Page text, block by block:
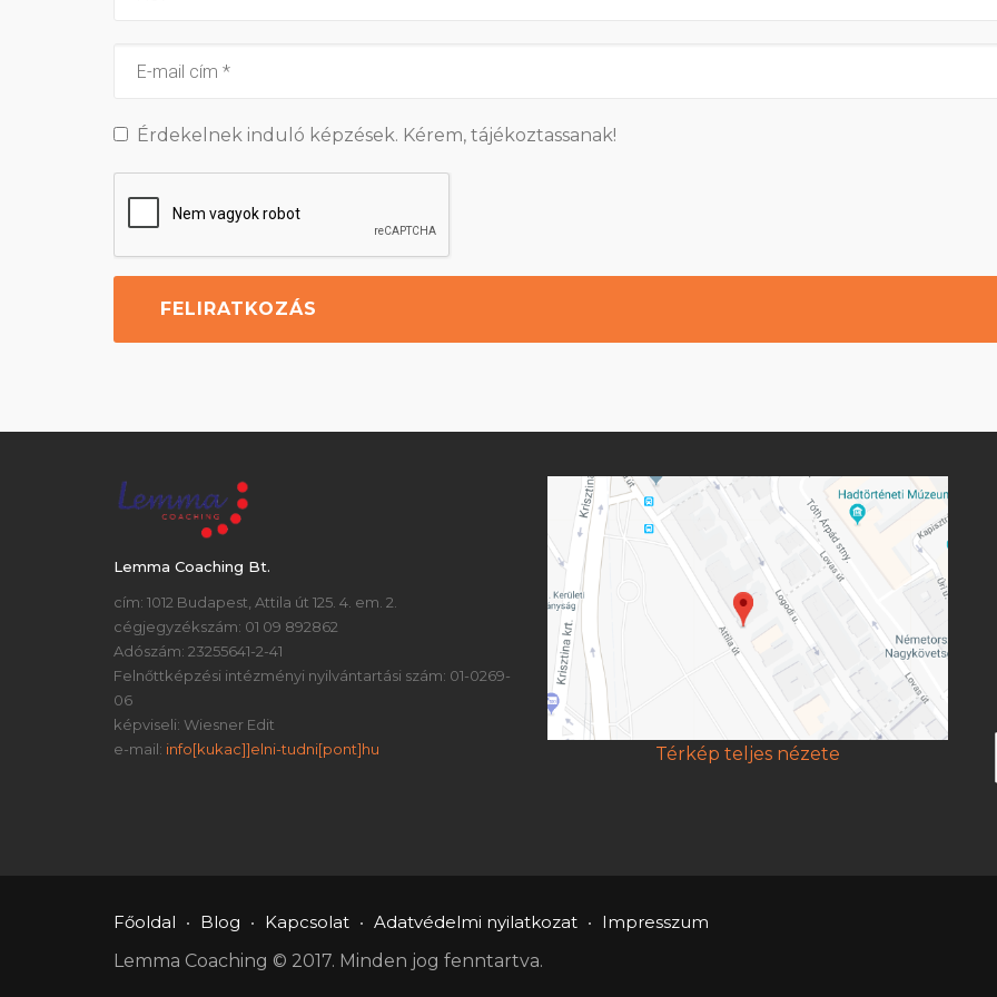
Érdekelnek induló képzések. Kérem, tájékoztassanak!
Lemma Coaching Bt.
cím: 1012 Budapest, Attila út 125. 4. em. 2.
cégjegyzékszám: 01 09 892862
Adószám: 23255641-2-41
Felnőttképzési intézményi nyilvántartási szám: 01-0269-
06
képviseli: Wiesner Edit
e-mail: info[kukac]]elni-tudni[pont]hu Térkép teljes nézete
Főoldal Blog Kapcsolat Adatvédelmi nyilatkozat
Impresszum
Lemma Coaching © 2017. Minden jog fenntartva.